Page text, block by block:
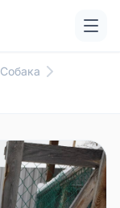
Собака